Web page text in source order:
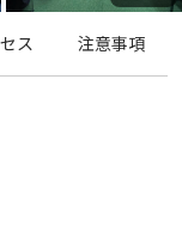
ス 注意事項